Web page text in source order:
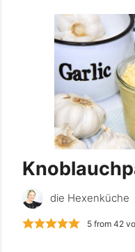
die Hexenküche
5from 42